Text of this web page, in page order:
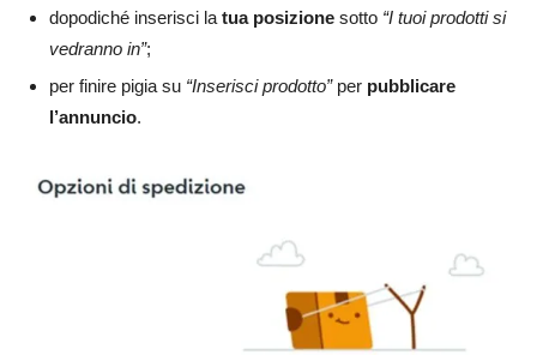
dopodiché inserisci la tua posizione sotto “I tuoi prodotti si
vedranno in”;
per finire pigia su “Inserisci prodotto”per pubblicare
l’annuncio.